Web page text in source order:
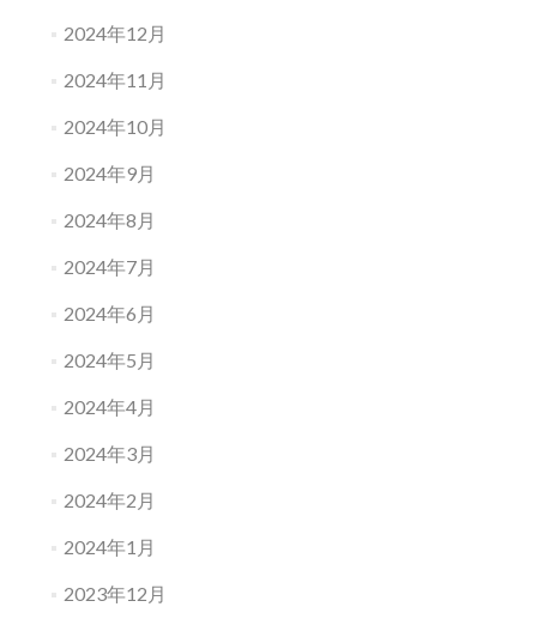
2024年12月
2024年11月
2024年10月
2024年9月
2024年8月
2024年7月
2024年6月
2024年5月
2024年4月
2024年3月
2024年2月
2024年1月
2023年12月